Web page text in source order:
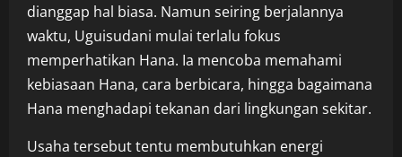
dianggap hal biasa. Namun seiring berjalannya
waktu, Uguisudani mulai terlalu fokus
memperhatikan Hana. Ia mencoba memahami
kebiasaan Hana, cara berbicara, hingga bagaimana
Hana menghadapi tekanan dari lingkungan sekitar.
Usaha tersebut tentu membutuhkan energi